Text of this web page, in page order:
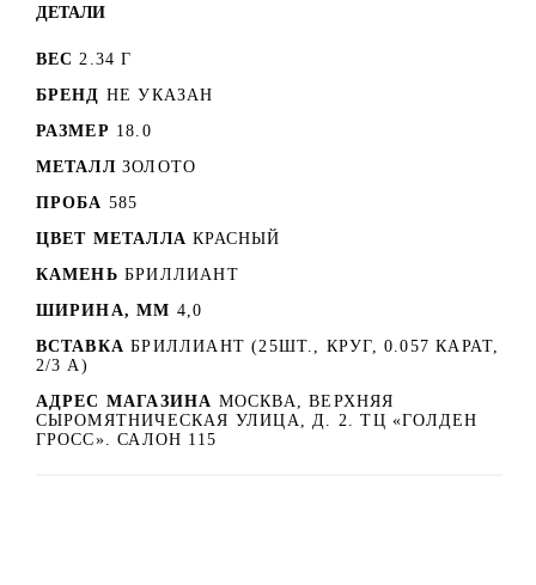
ДЕТАЛИ
ВЕС 2.34 Г
БРЕНД НЕ УКАЗАН
РАЗМЕР 18.0
МЕТАЛЛ ЗОЛОТО
ПРОБА 585
ЦВЕТ МЕТАЛЛА КРАСНЫЙ
КАМЕНЬ БРИЛЛИАНТ
ШИРИНА, ММ 4,0
ВСТАВКА БРИЛЛИАНТ (25ШТ., КРУГ, 0.057 КАРАТ,
2/3 А)
АДРЕС МАГАЗИНА МОСКВА, ВЕРХНЯЯ
СЫРОМЯТНИЧЕСКАЯ УЛИЦА, Д. 2. ТЦ «ГОЛДЕН
ГРОСС». САЛОН 115